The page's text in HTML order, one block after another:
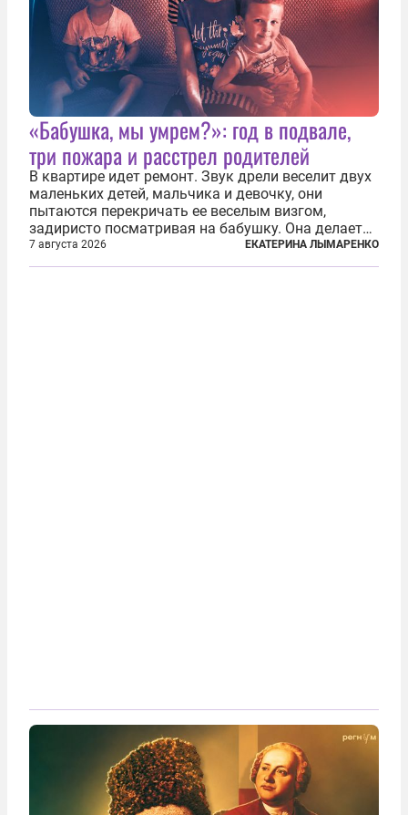
«Бабушка, мы умрем?»: год в подвале,
три пожара и расстрел родителей
В квартире идет ремонт. Звук дрели веселит двух
маленьких детей, мальчика и девочку, они
пытаются перекричать ее веселым визгом,
задиристо посматривая на бабушку. Она делает
им замечание, но внуки чувствуют, что она
сердится невсерьез. И это правда: дрель, конечно,
7 августа 2026 ЕКАТЕРИНА ЛЫМАРЕНКО